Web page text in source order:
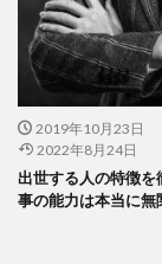
2019年10月23日
2022年8月24日
出世する人の特徴を
事の能力は本当に無